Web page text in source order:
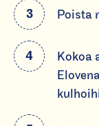
Poista
Kokoa